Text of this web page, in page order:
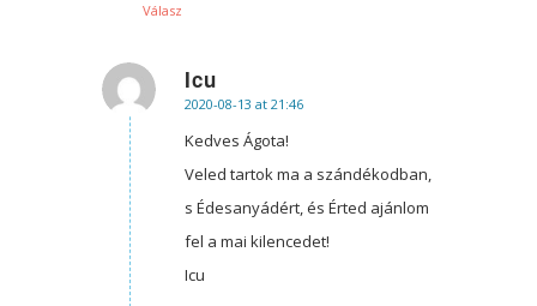
Válasz
Icu
says:
2020-08-13 at 21:46
Kedves Ágota!
Veled tartok ma a szándékodban,
s Édesanyádért, és Érted ajánlom
fel a mai kilencedet!
Icu